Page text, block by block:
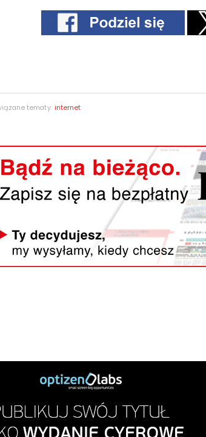
tematy: internet